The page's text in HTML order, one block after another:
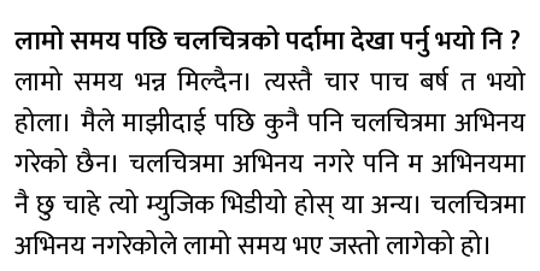
लामो समय पछि चलचित्रको पर्दामा देखा पर्नु भयो नि ?
लामो समय भन्न मिल्दैन। त्यस्तै चार पाच बर्ष त भयो
होला। मैले माझीदाई पछि कुनै पनि चलचित्रमा अभिनय
गरेको छैन। चलचित्रमा अभिनय नगरे पनि म अभिनयमा
नै छु चाहे त्यो म्युजिक भिडीयो होस् या अन्य। चलचित्रमा
अभिनय नगरेकोले लामो समय भए जस्तो लागेको हो।